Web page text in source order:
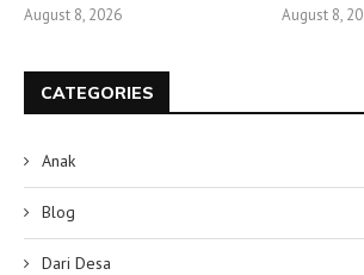
August 8, 2026 August 8,
CATEGORIES
Anak
Blog
Dari Desa